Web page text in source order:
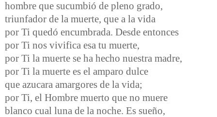
hombre que sucumbió de pleno grado,
triunfador de la muerte, que a la vida
por Ti quedó encumbrada. Desde entonces
por Ti nos vivifica esa tu muerte,
por Ti la muerte se ha hecho nuestra madre,
por Ti la muerte es el amparo dulce
que azucara amargores de la vida;
por Ti, el Hombre muerto que no muere
blanco cual luna de la noche. Es sueño,